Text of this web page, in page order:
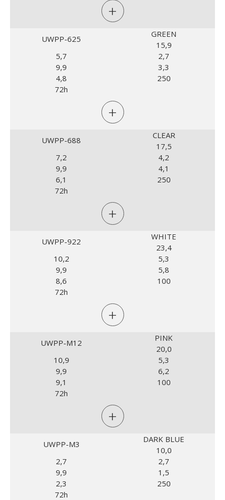
+
UWPP-625
GREEN
15,9
5,7
2,7
9,9
3,3
4,8
250
72h
+
UWPP-688
CLEAR
17,5
7,2
4,2
9,9
4,1
6,1
250
72h
+
UWPP-922
WHITE
23,4
10,2
5,3
9,9
5,8
8,6
100
72h
+
UWPP-M12
PINK
20,0
10,9
5,3
9,9
6,2
9,1
100
72h
+
UWPP-M3
DARK BLUE
10,0
2,7
2,7
9,9
1,5
2,3
250
72h